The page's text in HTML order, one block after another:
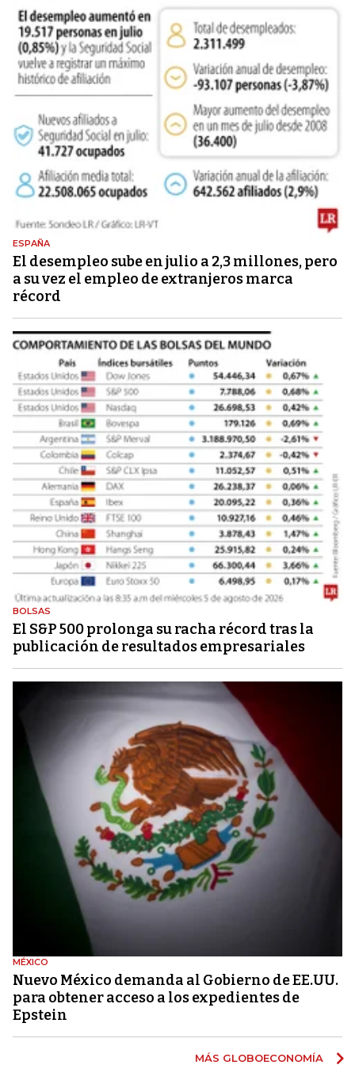
ESPAÑA
El desempleo sube en julio a 2,3 millones, pero
a su vez el empleo de extranjeros marca
récord
BOLSAS
El S&P 500 prolonga su racha récord tras la
publicación de resultados empresariales
MÉXICO
Nuevo México demanda al Gobierno de EE.UU.
para obtener acceso a los expedientes de
Epstein
MÁS GLOBOECONOMÍA